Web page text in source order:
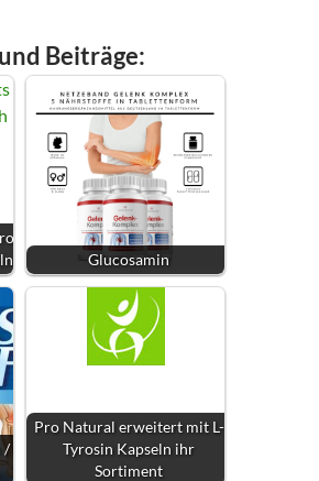
Beiträge:
Glucosamin
/
Pro Natural erweitert mit L-
Tyrosin Kapseln ihr
Sortiment